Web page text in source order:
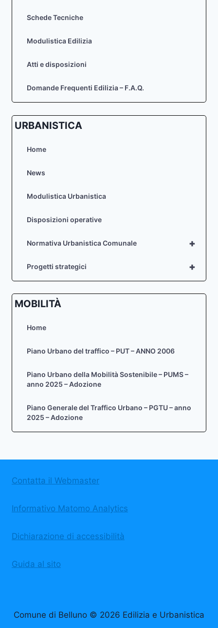
Schede Tecniche
Modulistica Edilizia
Atti e disposizioni
Domande Frequenti Edilizia – F.A.Q.
URBANISTICA
Home
News
Modulistica Urbanistica
Disposizioni operative
+
Normativa Urbanistica Comunale
+
Progetti strategici
MOBILITÀ
Home
Piano Urbano del traffico – PUT – ANNO 2006
Piano Urbano della Mobilità Sostenibile – PUMS –
anno 2025 – Adozione
Piano Generale del Traffico Urbano – PGTU – anno
2025 – Adozione
Contatta il Webmaster
Informativo Matomo Analytics
Dichiarazione di accessibilità
Guida al sito
Comune di Belluno © 2026 Edilizia e Urbanistica